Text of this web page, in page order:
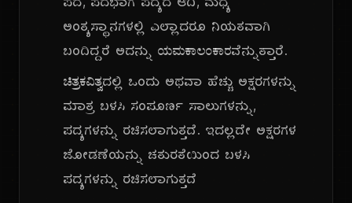
ಪದ, ಪದಭಾಗ ಪದ್ಯದ ಆದಿ, ಮಧ್ಯ
ಅಂತ್ಯಸ್ಥಾನಗಳಲ್ಲಿ ಎಲ್ಲಾದರೂ ನಿಯತವಾಗಿ
ಬಂದಿದ್ದರೆ ಅದನ್ನು ಯಮಕಾಲಂಕಾರವೆನ್ನುತ್ತಾರೆ.
ಚಿತ್ರಕವಿತ್ವದಲ್ಲಿ ಒಂದು ಅಥವಾ ಹೆಚ್ಚು ಅಕ್ಷರಗಳನ್ನು
ಮಾತ್ರ ಬಳಸಿ ಸಂಪೂರ್ಣ ಸಾಲುಗಳನ್ನು,
ಪದ್ಯಗಳನ್ನು ರಚಿಸಲಾಗುತ್ತದೆ. ಇದಲ್ಲದೇ ಅಕ್ಷರಗಳ
ಜೋಡಣೆಯನ್ನು ಚತುರತೆಯಿಂದ ಬಳಸಿ
ಪದ್ಯಗಳನ್ನು ರಚಿಸಲಾಗುತ್ತದೆ